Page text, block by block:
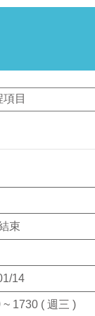
束
14
~ 1730 ( 週三 )